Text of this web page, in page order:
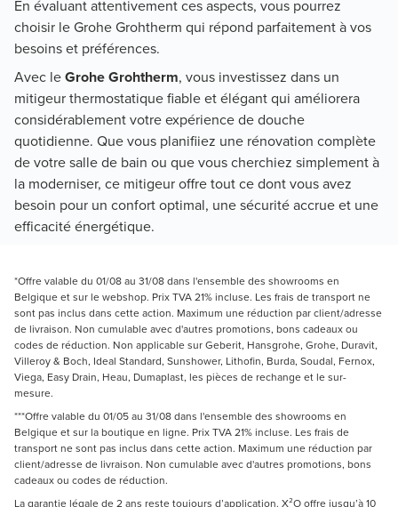
En évaluant attentivement ces aspects, vous pourrez
choisir le Grohe Grohtherm qui répond parfaitement à vos
besoins et préférences.
Avec leGrohe Grohtherm, vous investissez dans un
mitigeur thermostatique fiable et élégant qui améliorera
considérablement votre expérience de douche
quotidienne. Que vous planifiiez une rénovation complète
de votre salle de bain ou que vous cherchiez simplement à
la moderniser, ce mitigeur offre tout ce dont vous avez
besoin pour un confort optimal, une sécurité accrue et une
efficacité énergétique.
*Offre valable du 01/08 au 31/08 dans l'ensemble des showrooms en
Belgique et sur le webshop. Prix TVA 21% incluse. Les frais de transport ne
sont pas inclus dans cette action. Maximum une réduction par client/adresse
de livraison. Non cumulable avec d'autres promotions, bons cadeaux ou
codes de réduction. Non applicable sur Geberit, Hansgrohe, Grohe, Duravit,
Villeroy & Boch, Ideal Standard, Sunshower, Lithofin, Burda, Soudal, Fernox,
Viega, Easy Drain, Heau, Dumaplast, les pièces de rechange et le sur-
mesure.
***Offre valable du 01/05 au 31/08 dans l'ensemble des showrooms en
Belgique et sur la boutique en ligne. Prix TVA 21% incluse. Les frais de
transport ne sont pas inclus dans cette action. Maximum une réduction par
client/adresse de livraison. Non cumulable avec d'autres promotions, bons
cadeaux ou codes de réduction.
La garantie légale de 2 ans reste toujours d’application. X²O offre jusqu’à 10